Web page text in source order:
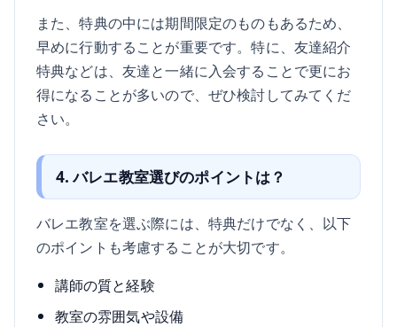
また、特典の中には期間限定のものもあるため、
早めに行動することが重要です。特に、友達紹介
特典などは、友達と一緒に入会することで更にお
得になることが多いので、ぜひ検討してみてくだ
さい。
4. バレエ教室選びのポイントは？
バレエ教室を選ぶ際には、特典だけでなく、以下
のポイントも考慮することが大切です。
講師の質と経験
教室の雰囲気や設備